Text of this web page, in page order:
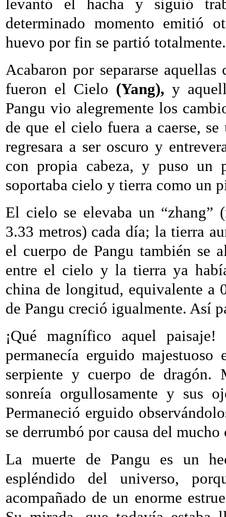
levantó el hacha y siguió
determinado momento emitió
huevo por fin se partió totalmente.
Acabaron por separarse
fueron el Cielo (Yang), y
Pangu vio alegremente los
de que el cielo fuera a caerse,
regresara a ser oscuro y
con propia cabeza, y puso un
soportaba cielo y tierra como un
El cielo se elevaba un “zhang”
3.33 metros) cada día; la tierra
el cuerpo de Pangu también se
entre el cielo y la tierra ya
china de longitud, equivalente a
de Pangu creció igualmente. Así
¡Qué magnífico aquel
permanecía erguido
serpiente y cuerpo de dragón.
sonreía orgullosamente y sus
Permaneció erguido
se derrumbó por causa del
La muerte de Pangu es un
espléndido del universo,
acompañado de un enorme